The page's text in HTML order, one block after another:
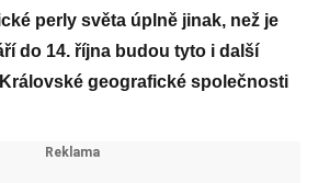
perly světa úplně jinak, než je
do 14. října budou tyto i další
geografické společnosti